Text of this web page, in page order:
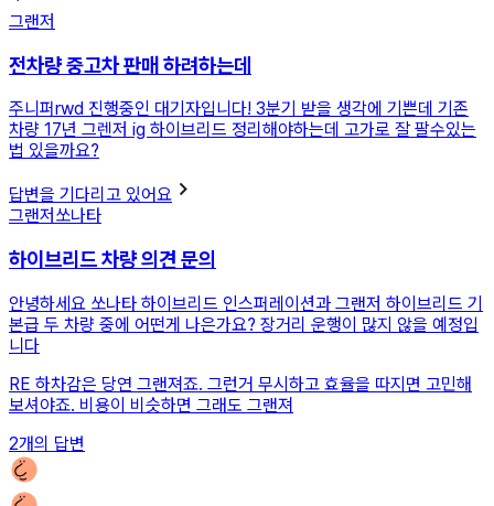
그랜저
전차량 중고차 판매 하려하는데
주니퍼rwd 진행중인 대기자입니다! 3분기 받을 생각에 기쁜데 기존
차량 17년 그렌저 ig 하이브리드 정리해야하는데 고가로 잘 팔수있는
법 있을까요?
답변을 기다리고 있어요
그랜저 쏘나타
하이브리드 차량 의견 문의
안녕하세요 쏘나타 하이브리드 인스퍼레이션과 그랜저 하이브리드 기
본급 두 차량 중에 어떤게 나은가요? 장거리 운행이 많지 않을 예정입
니다
RE 하차감은 당연 그랜져죠. 그런거 무시하고 효율을 따지면 고민해
보셔야죠. 비용이 비슷하면 그래도 그랜져
2개의 답변